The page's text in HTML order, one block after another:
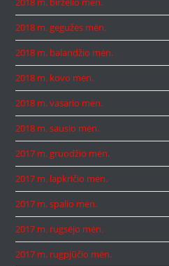
2018 m. gegužės mėn.
2018 m. balandžio mėn.
2018 m. kovo mėn.
2018 m. vasario mėn.
2018 m. sausio mėn.
2017 m. gruodžio mėn.
2017 m. lapkričio mėn.
2017 m. spalio mėn.
2017 m. rugsėjo mėn.
2017 m. rugpjūčio mėn.